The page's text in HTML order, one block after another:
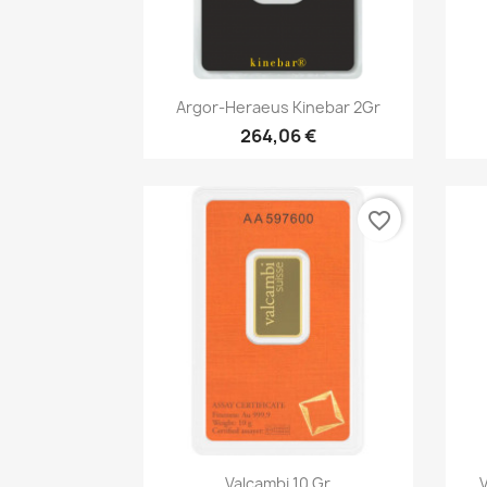
Vorschau
Argor-Heraeus Kinebar 2Gr
264,06 €
Vorschau
favorite_border